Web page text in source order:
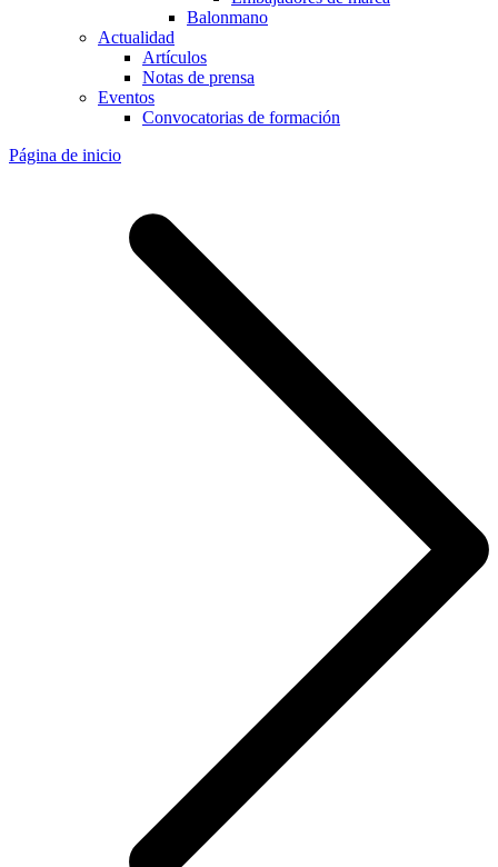
Balonmano
Actualidad
Artículos
Notas de prensa
Eventos
Convocatorias de formación
Página de inicio